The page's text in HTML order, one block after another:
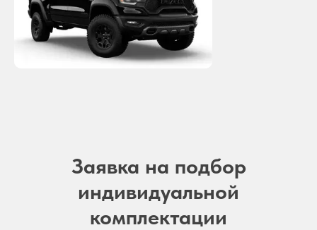
Заявка на подбор
индивидуальной
комплектации